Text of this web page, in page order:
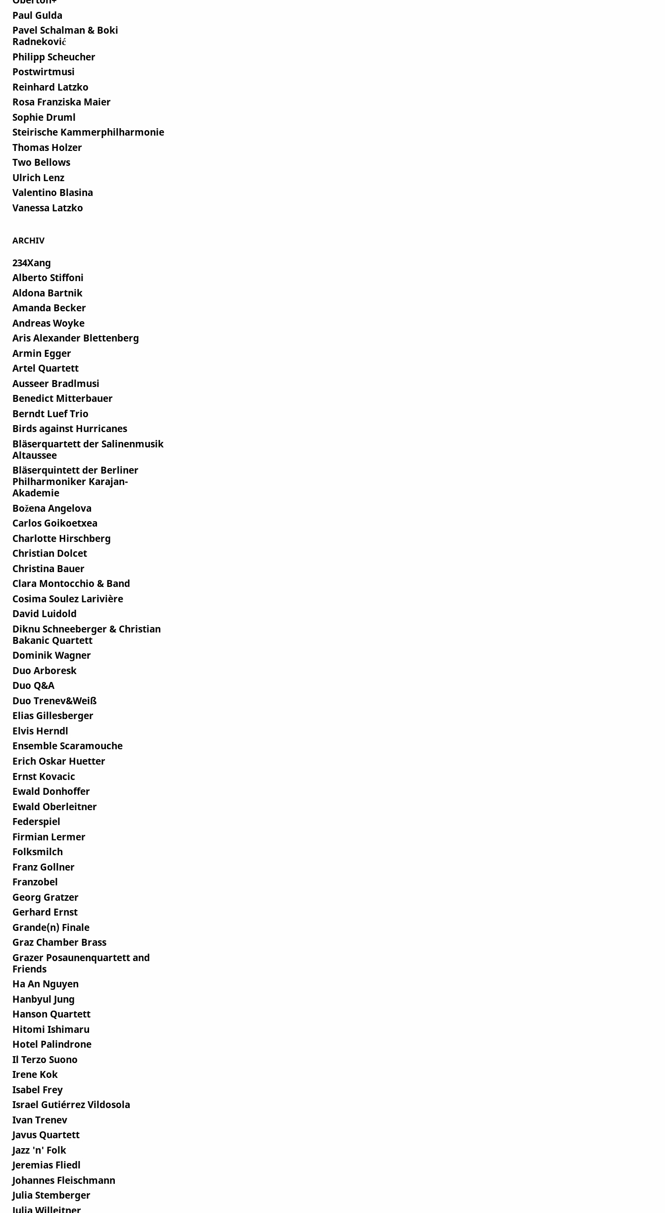
Paul Gulda
Pavel Schalman & Boki
Radneković
Philipp Scheucher
Postwirtmusi
Reinhard Latzko
Rosa Franziska Maier
Sophie Druml
Steirische Kammerphilharmonie
Thomas Holzer
Two Bellows
Ulrich Lenz
Valentino Blasina
Vanessa Latzko
ARCHIV
234Xang
Alberto Stiffoni
Aldona Bartnik
Amanda Becker
Andreas Woyke
Aris Alexander Blettenberg
Armin Egger
Artel Quartett
Ausseer Bradlmusi
Benedict Mitterbauer
Berndt Luef Trio
Birds against Hurricanes
Bläserquartett der Salinenmusik
Altaussee
Bläserquintett der Berliner
Philharmoniker Karajan-
Akademie
Božena Angelova
Carlos Goikoetxea
Charlotte Hirschberg
Christian Dolcet
Christina Bauer
Clara Montocchio & Band
Cosima Soulez Larivière
David Luidold
Diknu Schneeberger & Christian
Bakanic Quartett
Dominik Wagner
Duo Arboresk
Duo Q&A
Duo Trenev&Weiß
Elias Gillesberger
Elvis Herndl
Ensemble Scaramouche
Erich Oskar Huetter
Ernst Kovacic
Ewald Donhoffer
Ewald Oberleitner
Federspiel
Firmian Lermer
Folksmilch
Franz Gollner
Franzobel
Georg Gratzer
Gerhard Ernst
Grande(n) Finale
Graz Chamber Brass
Grazer Posaunenquartett and
Friends
Ha An Nguyen
Hanbyul Jung
Hanson Quartett
Hitomi Ishimaru
Hotel Palindrone
Il Terzo Suono
Irene Kok
Isabel Frey
Israel Gutiérrez Vildosola
Ivan Trenev
Javus Quartett
Jazz 'n' Folk
Jeremias Fliedl
Johannes Fleischmann
Julia Stemberger
Julia Willeitner